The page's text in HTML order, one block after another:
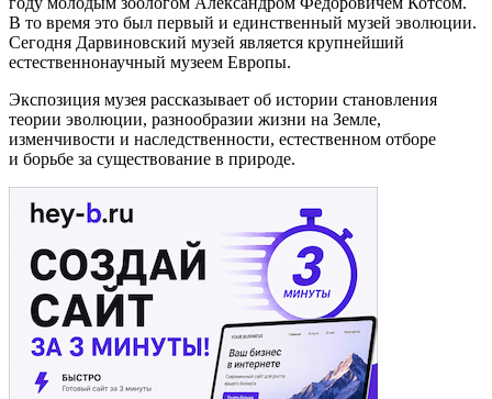
В то время это был первый и единственный музей эволюции.
Сегодня Дарвиновский музей является крупнейший
естественнонаучный музеем Европы.
Экспозиция музея рассказывает об истории становления
теории эволюции, разнообразии жизни на Земле,
изменчивости и наследственности, естественном отборе
и борьбе за существование в природе.